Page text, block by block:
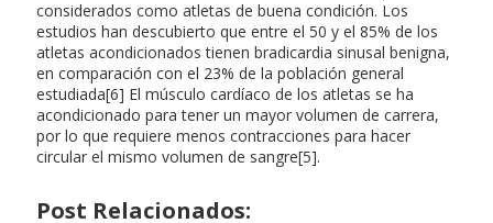
considerados como atletas de buena condición. Los
estudios han descubierto que entre el 50 y el 85% de los
atletas acondicionados tienen bradicardia sinusal benigna,
en comparación con el 23% de la población general
estudiada[6] El músculo cardíaco de los atletas se ha
acondicionado para tener un mayor volumen de carrera,
por lo que requiere menos contracciones para hacer
circular el mismo volumen de sangre[5].
Post Relacionados: